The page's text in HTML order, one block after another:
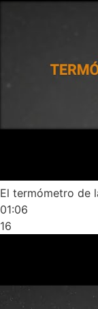
El termómetro de
01:06
16